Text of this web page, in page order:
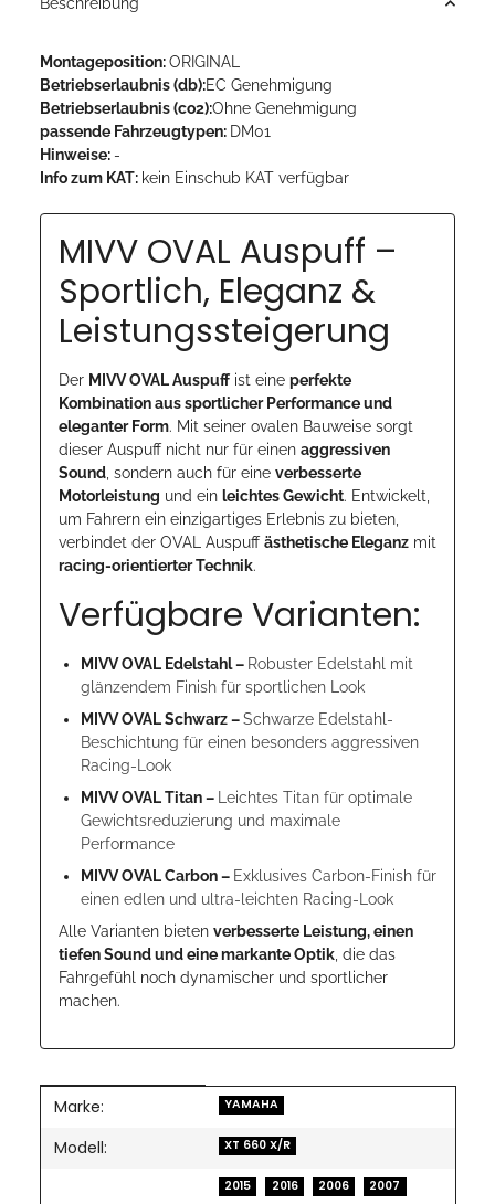
Montageposition:ORIGINAL
Betriebserlaubnis (db):EC Genehmigung
Betriebserlaubnis (co2):Ohne Genehmigung
passende Fahrzeugtypen: DM01
Hinweise: -
Info zum KAT: kein Einschub KAT verfügbar
MIVV OVAL Auspuff –
Sportlich, Eleganz &
Leistungssteigerung
Der MIVV OVAL Auspuff ist eine perfekte
Kombination aus sportlicher Performance und
eleganter Form. Mit seiner ovalen Bauweise sorgt
dieser Auspuff nicht nur für einen aggressiven
Sound , sondern auch für eine verbesserte
Motorleistung und ein leichtes Gewicht. Entwickelt,
um Fahrern ein einzigartiges Erlebnis zu bieten,
verbindet der OVAL Auspuffästhetische Eleganz mit
racing-orientierter Technik.
Verfügbare Varianten:
MIVV OVAL Edelstahl – Robuster Edelstahl mit
glänzendem Finish für sportlichen Look
MIVV OVAL Schwarz –Schwarze Edelstahl-
Beschichtung für einen besonders aggressiven
Racing-Look
MIVV OVAL Titan –
Leichtes Titan für optimale
Gewichtsreduzierung und maximale
Performance
MIVV OVAL Carbon – Exklusives Carbon-Finish für
einen edlen und ultra-leichten Racing-Look
Alle Varianten bieten verbesserte Leistung, einen
tiefen Sound und eine markante Optik , die das
Fahrgefühl noch dynamischer und sportlicher
machen.
Produkteigenschaft
Wert
Marke: YAMAHA
Modell: XT 660 X/R
2015 2016 2006
2007